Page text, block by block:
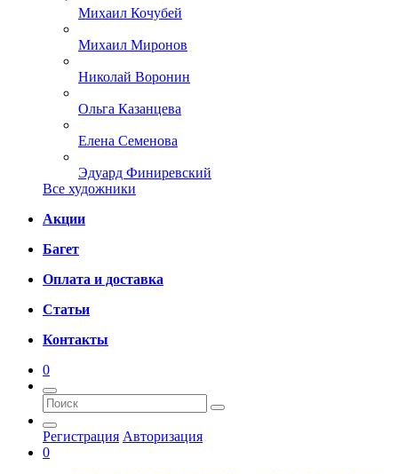
Михаил Кочубей
Михаил Миронов
Николай Воронин
Ольга Казанцева
Елена Семенова
Эдуард Финиревский
Все художники
Акции
Багет
Оплата и доставка
Статьи
Контакты
0
Регистрация Авторизация
0